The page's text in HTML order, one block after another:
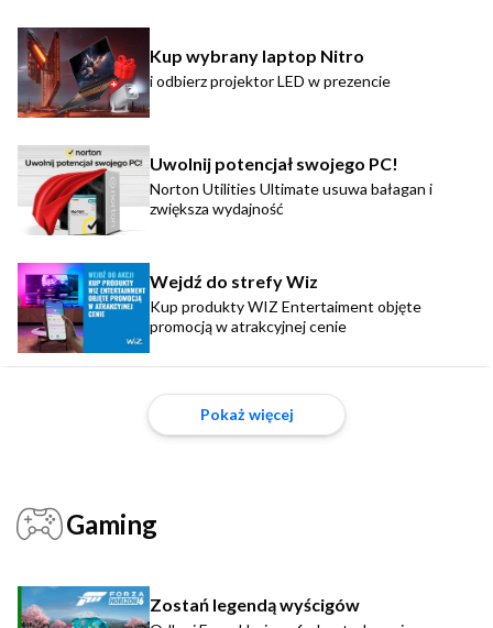
Kup wybrany laptop Nitro
i odbierz projektor LED w prezencie
Uwolnij potencjał swojego PC!
Norton Utilities Ultimate usuwa bałagan i
zwiększa wydajność
Wejdź do strefy Wiz
Kup produkty WIZ Entertaiment objęte
promocją w atrakcyjnej cenie
Pokaż więcej
Gaming
Zostań legendą wyścigów